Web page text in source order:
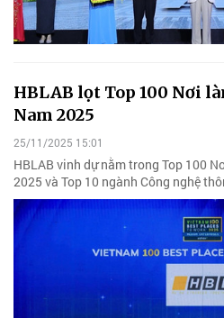
HBLAB lọt Top 100 Nơi
Nam 2025
25/11/2025 15:01
HBLAB vinh dự nằm trong Top 100
2025 và Top 10 ngành Công nghệ